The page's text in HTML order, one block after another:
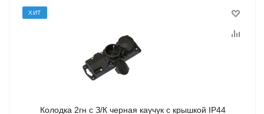
ХИТ
Колодка 2гн с З/К черная каучук с крышкой IP44